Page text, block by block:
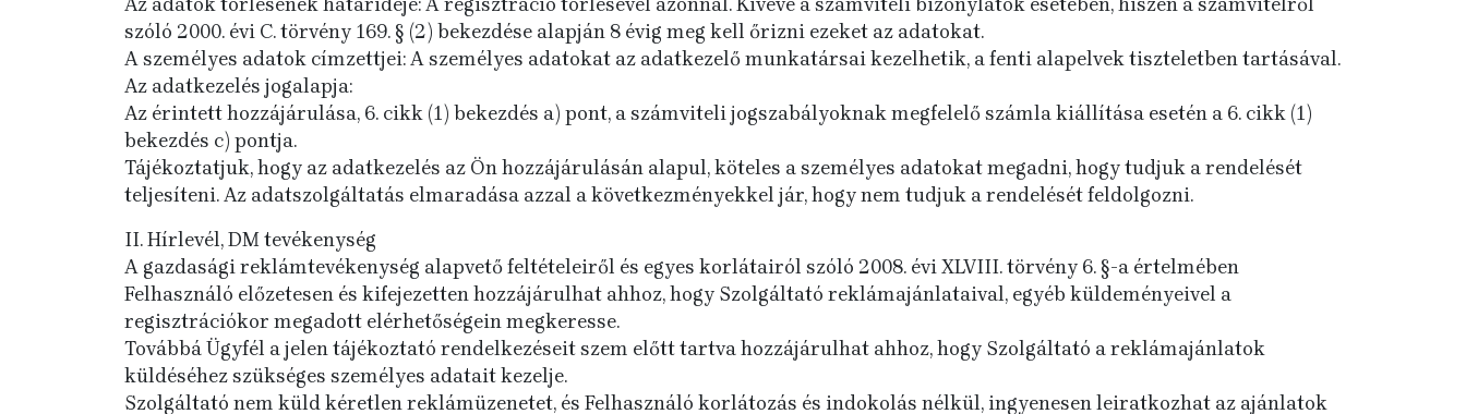
szóló 2000. évi C. törvény 169. § (2) bekezdése alapján 8 évig meg kell őrizni ezeket az adatokat.
A személyes adatok címzettjei: A személyes adatokat az adatkezelő munkatársai kezelhetik, a fenti alapelvek tiszteletben tartásával.
Az adatkezelés jogalapja:
Az érintett hozzájárulása, 6. cikk (1) bekezdés a) pont, a számviteli jogszabályoknak megfelelő számla kiállítása esetén a 6. cikk (1)
bekezdés c) pontja.
Tájékoztatjuk, hogy az adatkezelés az Ön hozzájárulásán alapul, köteles a személyes adatokat megadni, hogy tudjuk a rendelését
teljesíteni. Az adatszolgáltatás elmaradása azzal a következményekkel jár, hogy nem tudjuk a rendelését feldolgozni.
II. Hírlevél, DM tevékenység
A gazdasági reklámtevékenység alapvető feltételeiről és egyes korlátairól szóló 2008. évi XLVIII. törvény 6. §-a értelmében
Felhasználó előzetesen és kifejezetten hozzájárulhat ahhoz, hogy Szolgáltató reklámajánlataival, egyéb küldeményeivel a
regisztrációkor megadott elérhetőségein megkeresse.
Továbbá Ügyfél a jelen tájékoztató rendelkezéseit szem előtt tartva hozzájárulhat ahhoz, hogy Szolgáltató a reklámajánlatok
küldéséhez szükséges személyes adatait kezelje.
Szolgáltató nem küld kéretlen reklámüzenetet, és Felhasználó korlátozás és indokolás nélkül, ingyenesen leiratkozhat az ajánlatok